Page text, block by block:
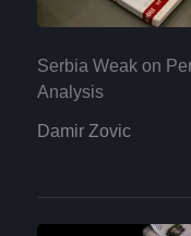
Serbia Weak on
Analysis
Damir Zovic